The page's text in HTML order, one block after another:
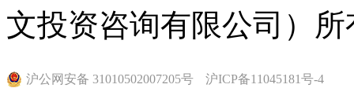
文投资咨询有限公司）所
沪公网安备 31010502007205号 沪ICP备11045181号-4